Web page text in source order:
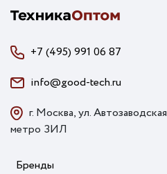
+7 (495) 991 06 87
info@good-tech.ru
г. Москва, ул.
метро ЗИЛ
Бренды